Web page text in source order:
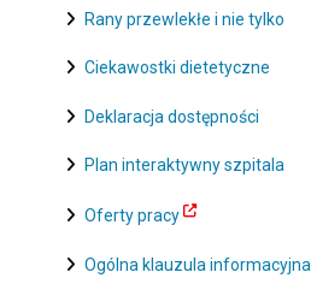
Rany przewlekłe i nie tylko
Ciekawostki dietetyczne
Deklaracja dostępności
Plan interaktywny szpitala
Oferty pracy
Ogólna klauzula informacyjna